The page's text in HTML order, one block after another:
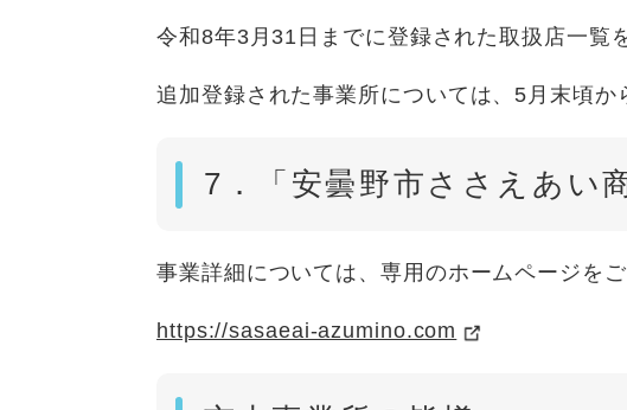
令和8年3月31日までに登録された取扱店一覧
追加登録された事業所については、5月末頃か
7．「安曇野市ささえあい
事業詳細については、専用のホームページをご
https://sasaeai-azumino.com